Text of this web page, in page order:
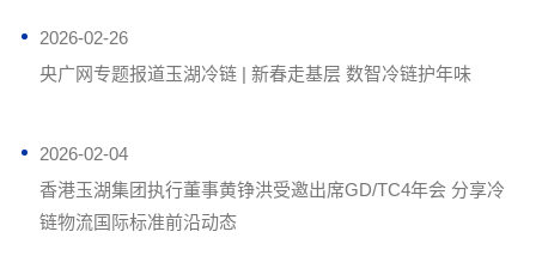
2026-02-26
央广网专题报道玉湖冷链 | 新春走基层 数智冷链护年味
2026-02-04
香港玉湖集团执行董事黄铮洪受邀出席GD/TC4年会 分享冷
链物流国际标准前沿动态